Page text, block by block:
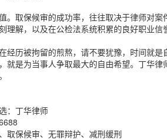
。取保候审的成功率，往往取决于律师对
理解，以及在公检法系统积累的良好职业信
经历被拘留的煎熬，请不要犹豫，时间就
就是为当事人争取最大的自由希望。丁华
：丁华律师
取保候审、无罪辩护、减刑缓刑